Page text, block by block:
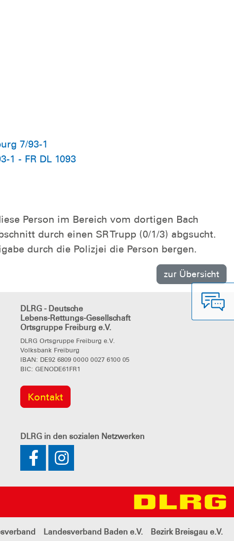
7/93-1
1 - FR DL 1093
Person im Bereich vom dortigen Bach
durch einen SR Trupp (0/1/3) abgsucht.
durch die Polizjei die Person bergen.
zur Übersicht
DLRG - Deutsche
Lebens-Rettungs-Gesellschaft
Ortsgruppe Freiburg e.V.
DLRG Ortsgruppe Freiburg e.V.
Volksbank Freiburg
IBAN: DE92 6809 0000 0027 6100 05
BIC: GENODE61FR1
Kontakt
DLRG in den sozialen Netzwerken
Landesverband Baden e.V. Bezirk Breisgau e.V.